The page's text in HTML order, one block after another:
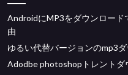
AndroidにMP3をダウンロード
由
ゆるい代替バージョンのmp3
Adodbe photoshopトレントダ